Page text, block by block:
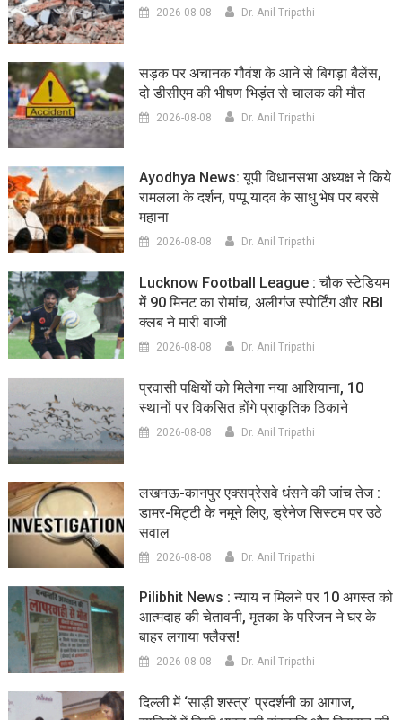
2026-08-08 Dr. Anil Tripathi
सड़क पर अचानक गौवंश के आने से बिगड़ा बैलेंस,
दो डीसीएम की भीषण भिड़ंत से चालक की मौत
2026-08-08 Dr. Anil Tripathi
Ayodhya News: यूपी विधानसभा अध्यक्ष ने किये
रामलला के दर्शन, पप्पू यादव के साधु भेष पर बरसे
महाना
2026-08-08 Dr. Anil Tripathi
Lucknow Football League : चौक स्टेडियम
में 90 मिनट का रोमांच, अलीगंज स्पोर्टिंग और RBI
क्लब ने मारी बाजी
2026-08-08 Dr. Anil Tripathi
प्रवासी पक्षियों को मिलेगा नया आशियाना, 10
स्थानों पर विकसित होंगे प्राकृतिक ठिकाने
2026-08-08 Dr. Anil Tripathi
लखनऊ-कानपुर एक्सप्रेसवे धंसने की जांच तेज :
डामर-मिट्टी के नमूने लिए, ड्रेनेज सिस्टम पर उठे
सवाल
2026-08-08 Dr. Anil Tripathi
Pilibhit News : न्याय न मिलने पर 10 अगस्त को
आत्मदाह की चेतावनी, मृतका के परिजन ने घर के
बाहर लगाया फ्लैक्स!
2026-08-08 Dr. Anil Tripathi
दिल्ली में ‘साड़ी शस्त्र’ प्रदर्शनी का आगाज,